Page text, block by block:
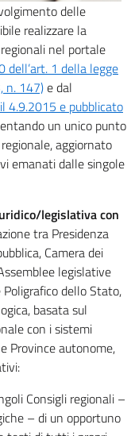
delle
realizzare la
nel portale
dell’art. 1 della legge
n. 147)e dal
4.9.2015 e pubblicato
un unico punto
aggiornato
emanati dalle singole
legislativa con
tra Presidenza
Camera dei
legislative
dello Stato,
basata sul
con i sistemi
Province autonome,
Consigli regionali –
– di un opportuno